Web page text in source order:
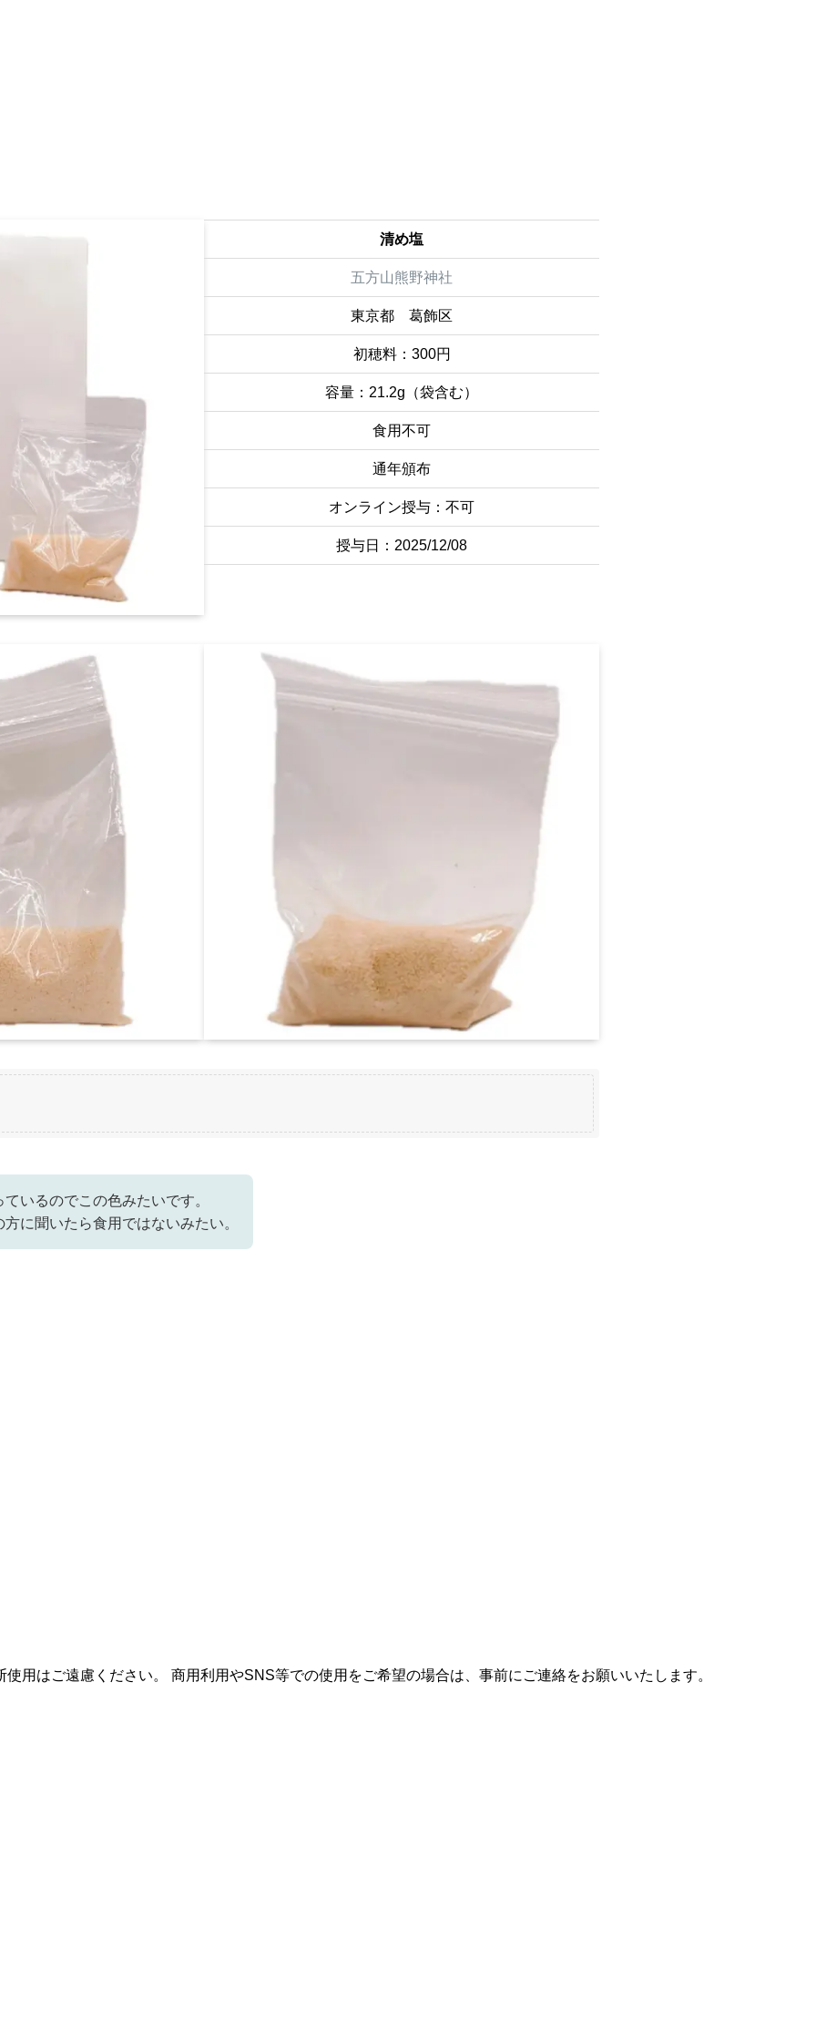
清め塩
五方山熊野神社
東京都 葛飾区
初穂料：300円
容量：21.2g（袋含む）
食用不可
通年頒布
オンライン授与：不可
授与日：2025/12/08
いるのでこの色みたいです。
に聞いたら食用ではないみたい。
用はご遠慮ください。 商用利用やSNS等での使用をご希望の場合は、事前にご連絡をお願いいたします。